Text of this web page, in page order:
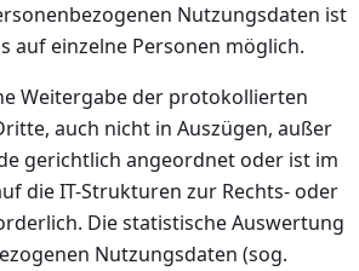
Nutzungsdaten ist
auf einzelne Personen möglich.
Weitergabe der protokollierten
auch nicht in Auszügen, außer
gerichtlich angeordnet oder ist im
die IT-Strukturen zur Rechts- oder
Die statistische Auswertung
Nutzungsdaten (sog.